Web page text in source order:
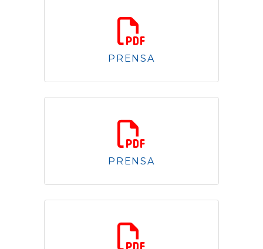
PRENSA
PRENSA